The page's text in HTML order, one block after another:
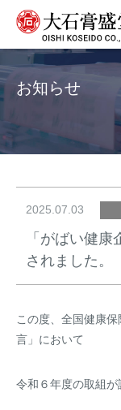
お知らせ
2025.07.03
「がばい健
されました。
この度、全国健康
言」において
令和６年度の取組が